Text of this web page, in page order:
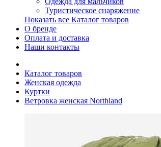
Туристическое снаряжение
Показать все Каталог товаров
О бренде
Оплата и доставка
Наши контакты
Каталог товаров
Женская одежда
Куртки
Ветровка женская Northland